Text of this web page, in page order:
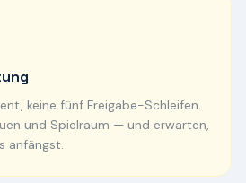
keine fünf Freigabe-Schleifen.
und Spielraum — und erwarten,
anfängst.